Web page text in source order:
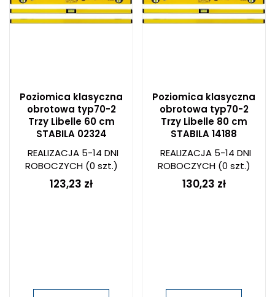
Poziomica klasyczna
obrotowa typ70-2
Trzy Libelle 60 cm
STABILA 02324
REALIZACJA 5-14 DNI
ROBOCZYCH(0 szt.)
123,23 zł
Poziomica klasyczna
obrotowa typ70-2
Trzy Libelle 80 cm
STABILA 14188
REALIZACJA 5-14 DNI
ROBOCZYCH(0 szt.)
130,23 zł